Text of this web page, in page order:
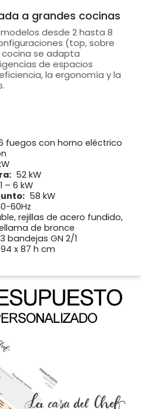
a grandes cocinas
desde 2 hasta 8
(top, sobre
cocina se adapta
de espacios
la ergonomía y la
fuegos con horno eléctrico
52 kW
– 6 kW
58 kW
60Hz
rejillas de acero fundido,
de bronce
3 bandejas GN 2/1
x 87 h cm